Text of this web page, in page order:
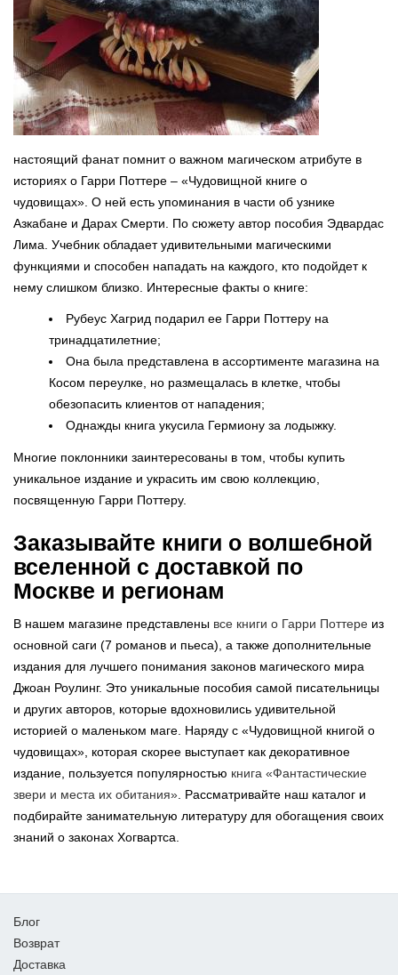
настоящий фанат помнит о важном магическом атрибуте в
историях о Гарри Поттере – «Чудовищной книге о
чудовищах». О ней есть упоминания в части об узнике
Азкабане и Дарах Смерти. По сюжету автор пособия Эдвардас
Лима. Учебник обладает удивительными магическими
функциями и способен нападать на каждого, кто подойдет к
нему слишком близко. Интересные факты о книге:
Рубеус Хагрид подарил ее Гарри Поттеру на
тринадцатилетние;
Она была представлена в ассортименте магазина на
Косом переулке, но размещалась в клетке, чтобы
обезопасить клиентов от нападения;
Однажды книга укусила Гермиону за лодыжку.
Многие поклонники заинтересованы в том, чтобы купить
уникальное издание и украсить им свою коллекцию,
посвященную Гарри Поттеру.
Заказывайте книги о волшебной
вселенной с доставкой по
Москве и регионам
В нашем магазине представлены все книги о Гарри Поттере из
основной саги (7 романов и пьеса), а также дополнительные
издания для лучшего понимания законов магического мира
Джоан Роулинг. Это уникальные пособия самой писательницы
и других авторов, которые вдохновились удивительной
историей о маленьком маге. Наряду с «Чудовищной книгой о
чудовищах», которая скорее выступает как декоративное
издание, пользуется популярностью книга «Фантастические
звери и места их обитания» . Рассматривайте наш каталог и
подбирайте занимательную литературу для обогащения своих
знаний о законах Хогвартса.
Блог
Возврат
Доставка